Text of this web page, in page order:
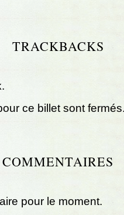
TRACKBACKS
ce billet sont
COMMENTAIRES
pour le moment.